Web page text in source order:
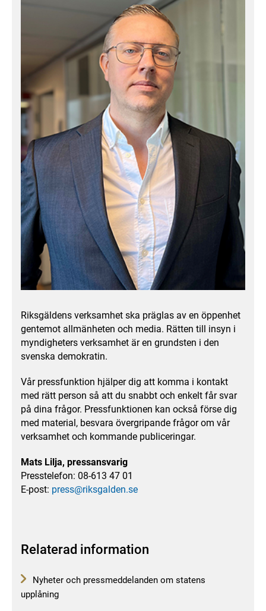
Riksgäldens verksamhet ska präglas av en öppenhet
gentemot allmänheten och media. Rätten till insyn i
myndigheters verksamhet är en grundsten i den
svenska demokratin.
Vår pressfunktion hjälper dig att komma i kontakt
med rätt person så att du snabbt och enkelt får svar
på dina frågor. Pressfunktionen kan också förse dig
med material, besvara övergripande frågor om vår
verksamhet och kommande publiceringar.
Mats Lilja, pressansvarig
Presstelefon: 08-613 47 01
E-post: press@riksgalden.se
Relaterad information
Nyheter och pressmeddelanden om statens
upplåning